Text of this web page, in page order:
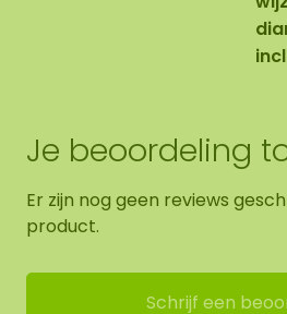
Je beoordeling
Er zijn nog geen reviews
product.
Schrijf een